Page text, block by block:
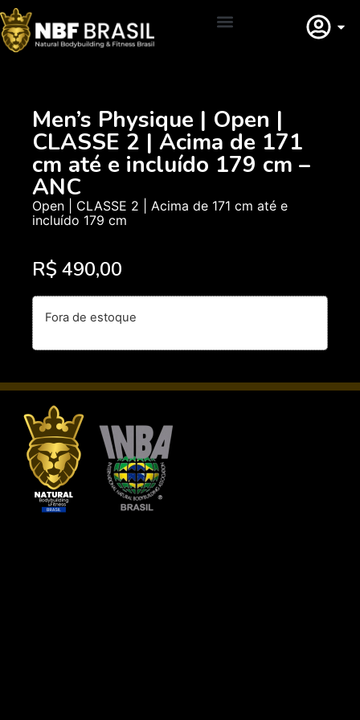
Men’s Physique | Open |
CLASSE 2 | Acima de 171
cm até e incluído 179 cm –
ANC
Open | CLASSE 2 | Acima de 171 cm até e
incluído 179 cm
R$ 490,00
Fora de estoque